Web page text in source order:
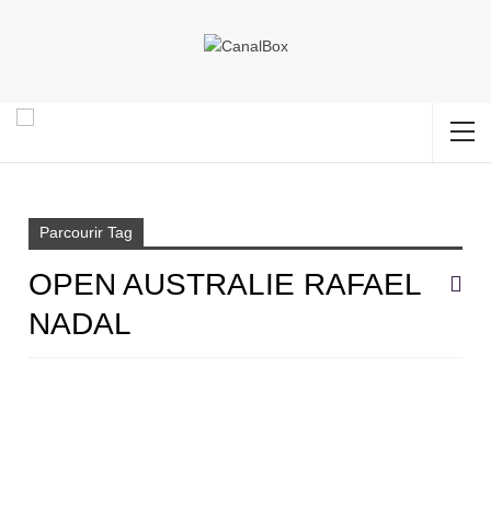
Parcourir Tag
OPEN AUSTRALIE RAFAEL
NADAL